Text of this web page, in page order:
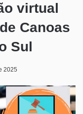
virtual
Canoas
Sul
2025